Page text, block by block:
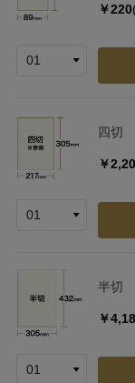
￥220
四切
￥
半切
￥